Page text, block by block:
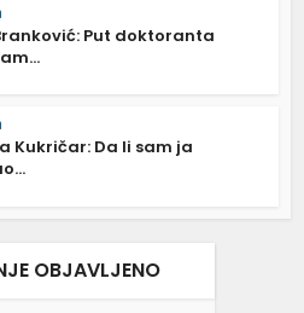
Put doktoranta
Kukričar: Da li sam ja
OBJAVLJENO